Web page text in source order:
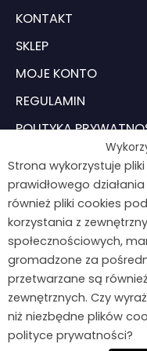
KONTAKT
SKLEP
MOJE KONTO
REGULAMIN
POLITYKA
USTAWIENIA COOKIES
Formularz
Chcesz wiedzieć
Napisz do mnie!
664 687 026
F I
Strona wykorzystuje
prawidłowego
również pliki cookies
korzystania z
społecznościowych,
gromadzone za
przetwarzane są
zewnętrznych. Czy
niż niezbędne plików
polityce prywatności?